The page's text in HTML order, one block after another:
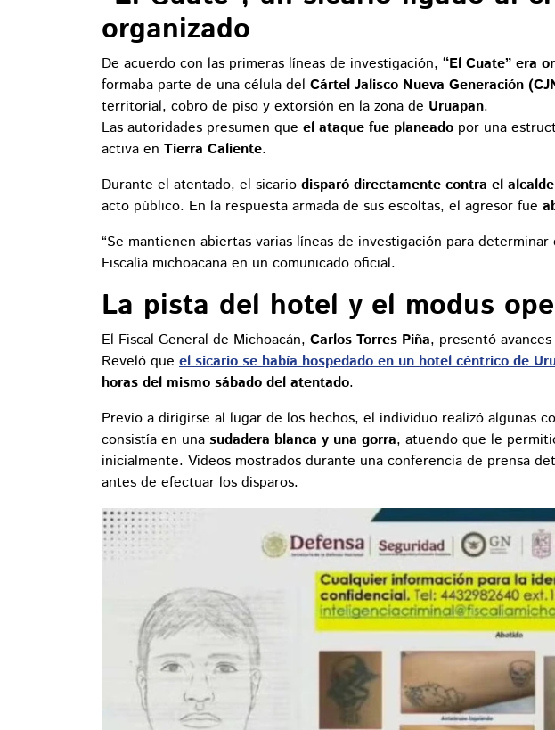
organizado
De acuerdo con las primeras líneas de investigación, “El Cuate” era
formaba parte de una célula del Cártel Jalisco Nueva Generación
territorial, cobro de piso y extorsión en la zona de Uruapan.
Las autoridades presumen que el ataque fue planeado por una
activa en Tierra Caliente.
Durante el atentado, el sicario disparó directamente contra el alcalde
acto público. En la respuesta armada de sus escoltas, el agresor fue
“Se mantienen abiertas varias líneas de investigación para
Fiscalía michoacana en un comunicado oficial.
La pista del hotel y el modus
El Fiscal General de Michoacán, Carlos Torres Piña, presentó
Reveló que el sicario se había hospedado en un hotel céntrico de
horas del mismo sábado del atentado.
Previo a dirigirse al lugar de los hechos, el individuo realizó algunas
consistía en una sudadera blanca y una gorra, atuendo que le
inicialmente. Videos mostrados durante una conferencia de prensa
antes de efectuar los disparos.